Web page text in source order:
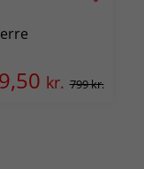
kr. 799 kr.